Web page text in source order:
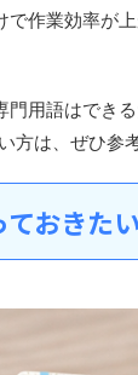
作業効率が
門用語はでき
は、ぜひ参
おきた